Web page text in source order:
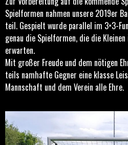
Spielformen nahmen unsere 2019er
teil. Gespielt wurde parallel im 3×3-
genau die Spielformen, die die
erwarten.
Mit großer Freude und dem nötigen
teils namhafte Gegner eine klasse
Mannschaft und dem Verein alle Ehre.